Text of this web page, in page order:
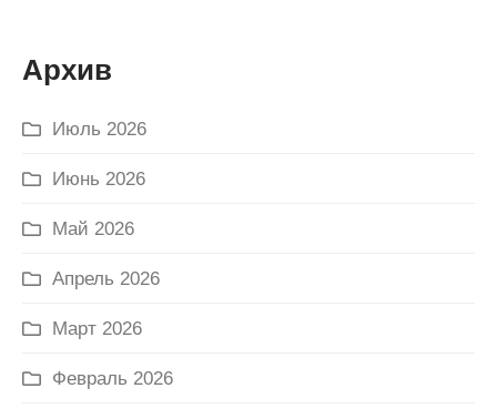
Архив
Июль 2026
Июнь 2026
Май 2026
Апрель 2026
Март 2026
Февраль 2026